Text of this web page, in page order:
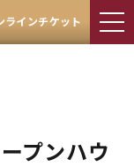
ラインチケット
プンハウ